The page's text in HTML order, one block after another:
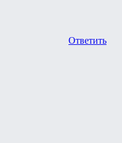
Ответить